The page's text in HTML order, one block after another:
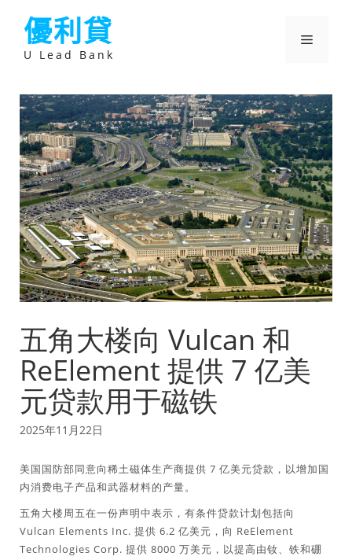
優利貸
U Lead Bank
選
五角大楼向 Vulcan 和
ReElement 提供 7 亿美
元贷款用于磁铁
2025年11月22日
美国国防部同意向稀土磁体生产商提供 7 亿美元贷款，以增加国
内消费电子产品和武器材料的产量。
五角大楼周五在一份声明中表示，有条件贷款计划包括向
Vulcan Elements Inc. 提供 6.2 亿美元，向 ReElement
Technologies Corp. 提供 8000 万美元，以提高由钕、铁和硼